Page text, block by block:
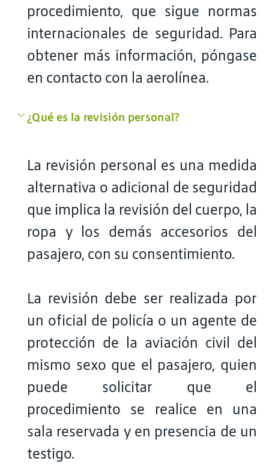
procedimiento, que sigue normas
internacionales de seguridad. Para
obtener más información, póngase
en contacto con la aerolínea.
¿Qué es la revisión personal?
La revisión personal es una medida
alternativa o adicional de seguridad
que implica la revisión del cuerpo, la
ropa y los demás accesorios del
pasajero, con su consentimiento.
La revisión debe ser realizada por
un oficial de policía o un agente de
protección de la aviación civil del
mismo sexo que el pasajero, quien
puede solicitar que el
procedimiento se realice en una
sala reservada y en presencia de un
testigo.